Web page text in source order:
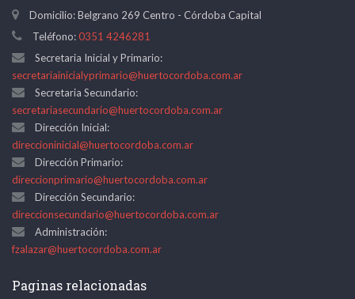
Domicilio: Belgrano 269 Centro - Córdoba Capital
Teléfono:0351 4246281
Secretaria Inicial y Primario:
secretariainicialyprimario@huertocordoba.com.ar
Secretaria Secundario:
secretariasecundario@huertocordoba.com.ar
Dirección Inicial:
direccioninicial@huertocordoba.com.ar
Dirección Primario:
direccionprimario@huertocordoba.com.ar
Dirección Secundario:
direccionsecundario@huertocordoba.com.ar
Administración:
fzalazar@huertocordoba.com.ar
Paginas relacionadas